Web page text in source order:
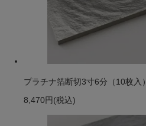
プラチナ箔断切3寸6分（10枚入）
8,470円 (税込)